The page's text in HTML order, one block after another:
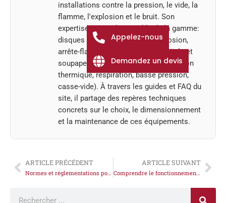
installations contre la pression, le vide, la
flamme, l'explosion et le bruit. Son
expertise couvre l'ensemble de la gamme:
disques de rupture, évents d'explosion,
arrête-flammes, silencieux industriels et
soupapes de sûreté (sécurité, expansion
thermique, respiration, basse pression,
casse-vide). À travers les guides et FAQ du
site, il partage des repères techniques
concrets sur le choix, le dimensionnement
et la maintenance de ces équipements.
ARTICLE PRÉCÉDENT
Normes et réglementations pour les compensateurs
ARTICLE SUIVANT
Comprendre le fonctionnement des soupapes de respiration au niveau du stockage
Appelez-nous
Demandez un devis